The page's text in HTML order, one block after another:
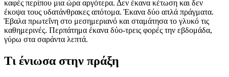
καφές περίπου μια ώρα αργότερα. Δεν έκανα κέτωση και δεν
έκοψα τους υδατάνθρακες απότομα. Έκανα δύο απλά πράγματα.
Έβαλα πρωτεΐνη στο μεσημεριανό και σταμάτησα το γλυκό τις
καθημερινές. Περπάτημα έκανα δύο-τρεις φορές την εβδομάδα,
γύρω στα σαράντα λεπτά.
Τι ένιωσα στην πράξη